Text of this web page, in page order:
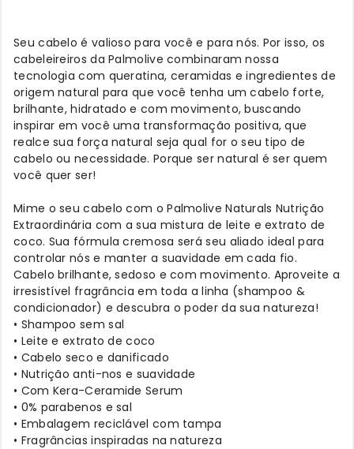
Seu cabelo é valioso para você e para nós. Por isso, os
cabeleireiros da Palmolive combinaram nossa
tecnologia com queratina, ceramidas e ingredientes de
origem natural para que você tenha um cabelo forte,
brilhante, hidratado e com movimento, buscando
inspirar em você uma transformação positiva, que
realce sua força natural seja qual for o seu tipo de
cabelo ou necessidade. Porque ser natural é ser quem
você quer ser!
Mime o seu cabelo com o Palmolive Naturals Nutrição
Extraordinária com a sua mistura de leite e extrato de
coco. Sua fórmula cremosa será seu aliado ideal para
controlar nós e manter a suavidade em cada fio.
Cabelo brilhante, sedoso e com movimento. Aproveite a
irresistível fragrância em toda a linha (shampoo &
condicionador) e descubra o poder da sua natureza!
• Shampoo sem sal
• Leite e extrato de coco
• Cabelo seco e danificado
• Nutrição anti-nos e suavidade
• Com Kera-Ceramide Serum
• 0% parabenos e sal
• Embalagem reciclável com tampa
• Fragrâncias inspiradas na natureza